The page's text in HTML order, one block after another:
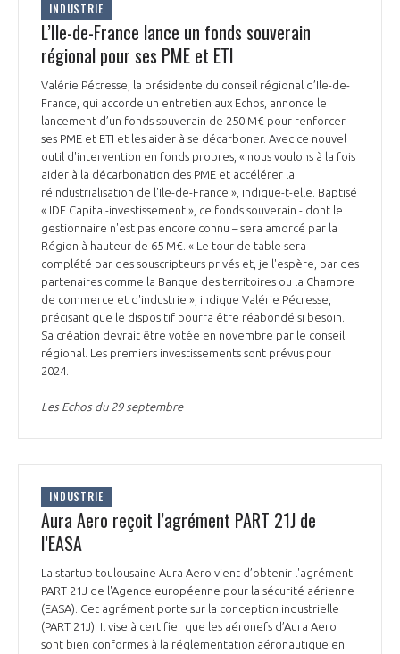
INDUSTRIE
L’Ile-de-France lance un fonds souverain
régional pour ses PME et ETI
Valérie Pécresse, la présidente du conseil régional d’Ile-de-
France, qui accorde un entretien aux Echos, annonce le
lancement d’un fonds souverain de 250 M€ pour renforcer
ses PME et ETI et les aider à se décarboner. Avec ce nouvel
outil d'intervention en fonds propres, « nous voulons à la fois
aider à la décarbonation des PME et accélérer la
réindustrialisation de l'Ile-de-France », indique-t-elle. Baptisé
« IDF Capital-investissement », ce fonds souverain - dont le
gestionnaire n'est pas encore connu – sera amorcé par la
Région à hauteur de 65 M€. « Le tour de table sera
complété par des souscripteurs privés et, je l'espère, par des
partenaires comme la Banque des territoires ou la Chambre
de commerce et d'industrie », indique Valérie Pécresse,
précisant que le dispositif pourra être réabondé si besoin.
Sa création devrait être votée en novembre par le conseil
régional. Les premiers investissements sont prévus pour
2024.
Les Echos du 29 septembre
INDUSTRIE
Aura Aero reçoit l’agrément PART 21J de
l’EASA
La startup toulousaine Aura Aero vient d’obtenir l'agrément
PART 21J de l'Agence européenne pour la sécurité aérienne
(EASA). Cet agrément porte sur la conception industrielle
(PART 21J). Il vise à certifier que les aéronefs d’Aura Aero
sont bien conformes à la réglementation aéronautique en